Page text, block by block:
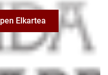
Elkartea